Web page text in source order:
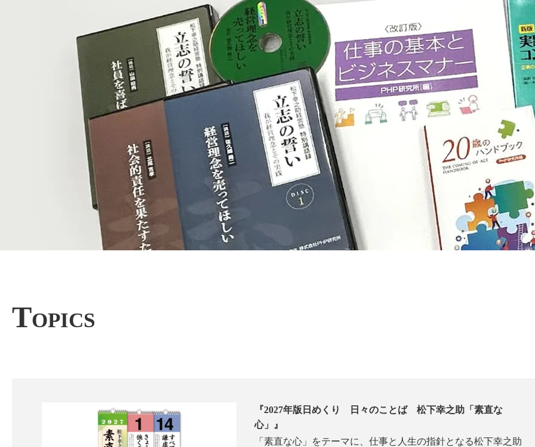
TOPICS
『2027年版日めくり 日々のことば 松下幸之助「素直な
心」』
「素直な心」をテーマに、仕事と人生の指針となる松下幸之助